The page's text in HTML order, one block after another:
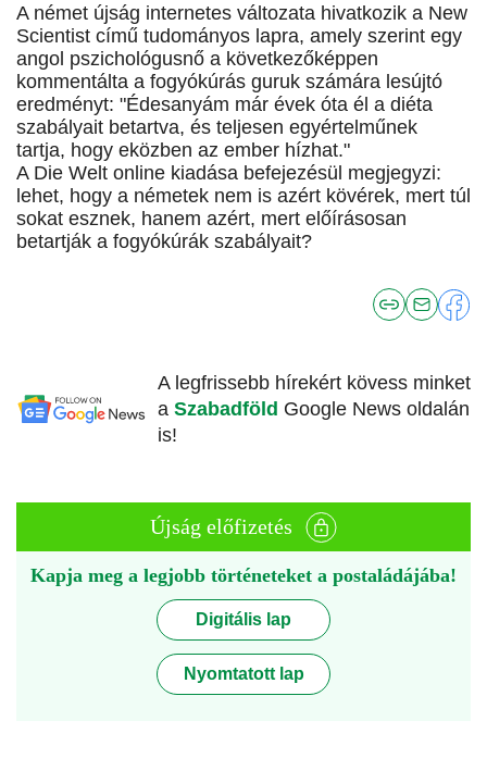
A német újság internetes változata hivatkozik a New
Scientist című tudományos lapra, amely szerint egy
angol pszichológusnő a következőképpen
kommentálta a fogyókúrás guruk számára lesújtó
eredményt: "Édesanyám már évek óta él a diéta
szabályait betartva, és teljesen egyértelműnek
tartja, hogy eközben az ember hízhat."
A Die Welt online kiadása befejezésül megjegyzi:
lehet, hogy a németek nem is azért kövérek, mert túl
sokat esznek, hanem azért, mert előírásosan
betartják a fogyókúrák szabályait?
A legfrissebb hírekért kövess minket
a Szabadföld Google News oldalán
is!
Újság előfizetés
Kapja meg a legjobb történeteket a postaládájába!
Digitális lap
Nyomtatott lap